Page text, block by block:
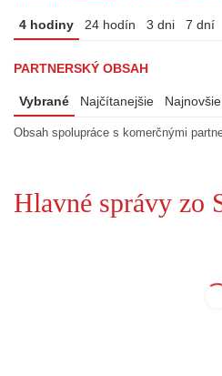
4 hodiny 24 hodín 3 dni 7 dní
PARTNERSKÝ OBSAH
Vybrané Najčítanejšie Najnovšie
Obsah spolupráce s komerčnými
Hlavné správy zo